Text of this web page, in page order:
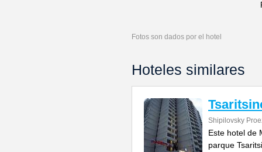
Fotos son dados por el hotel
Hoteles similares
Shipilovsky
Este hotel de
parque